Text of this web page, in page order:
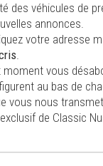
Coupé par
des véhicules de
annonces.
votre adresse
.
vous
au bas de
vous nous
de Classic